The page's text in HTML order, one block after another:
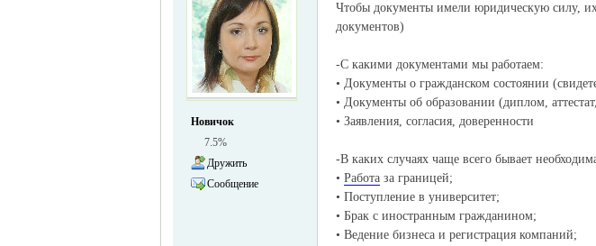
жизнь и
Новичок
7.5%
Дружить
Сообщение
Чтобы документы имели юридическую силу,
документов)
-С какими документами мы работаем:
• Документы о гражданском состоянии
• Документы об образовании (диплом,
• Заявления, согласия, доверенности
-В каких случаях чаще всего бывает
• Работа за границей;
• Поступление в университет;
• Брак с иностранным гражданином;
• Ведение бизнеса и регистрация компаний;